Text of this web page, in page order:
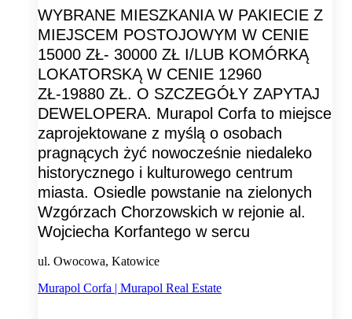
WYBRANE MIESZKANIA W PAKIECIE Z
MIEJSCEM POSTOJOWYM W CENIE
15000 ZŁ- 30000 ZŁ I/LUB KOMÓRKĄ
LOKATORSKĄ W CENIE 12960
ZŁ-19880 ZŁ. O SZCZEGÓŁY ZAPYTAJ
DEWELOPERA. Murapol Corfa to miejsce
zaprojektowane z myślą o osobach
pragnących żyć nowocześnie niedaleko
historycznego i kulturowego centrum
miasta. Osiedle powstanie na zielonych
Wzgórzach Chorzowskich w rejonie al.
Wojciecha Korfantego w sercu
ul. Owocowa, Katowice
Murapol Corfa | Murapol Real Estate